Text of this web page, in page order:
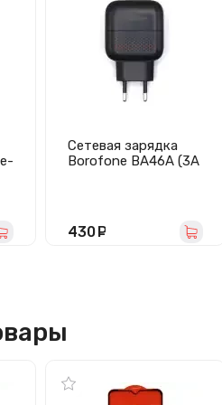
Сетевая зарядка
Borofone BA46A (3А
430